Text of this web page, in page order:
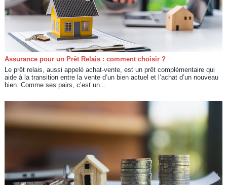
Assurance pour un Prêt Relais : comment choisir ?
Le prêt relais, aussi appelé achat-vente, est un prêt complémentaire qui
aide à la transition entre la vente d’un bien actuel et l’achat d’un nouveau
bien. Comme ses pairs, c’est un...